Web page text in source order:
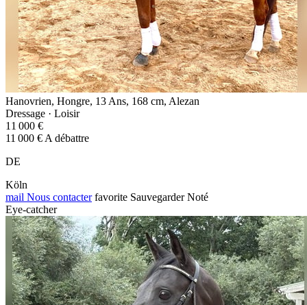
Hanovrien, Hongre, 13 Ans, 168 cm, Alezan
Dressage · Loisir
11 000 €
11 000 € A débattre
DE
Köln
mail Nous contacter favorite Sauvegarder Noté
Eye-catcher